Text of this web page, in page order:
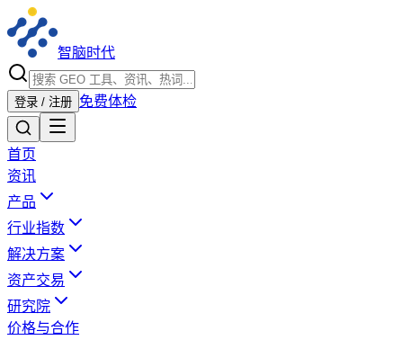
智脑时代
登录 / 注册 免费体检
首页
资讯
产品
行业指数
解决方案
资产交易
研究院
价格与合作